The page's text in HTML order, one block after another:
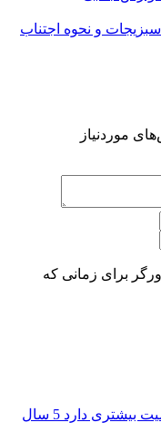
و نحوه اجتناب
موردنیاز
برای زمانی که
بیشتری دارد
5 سال